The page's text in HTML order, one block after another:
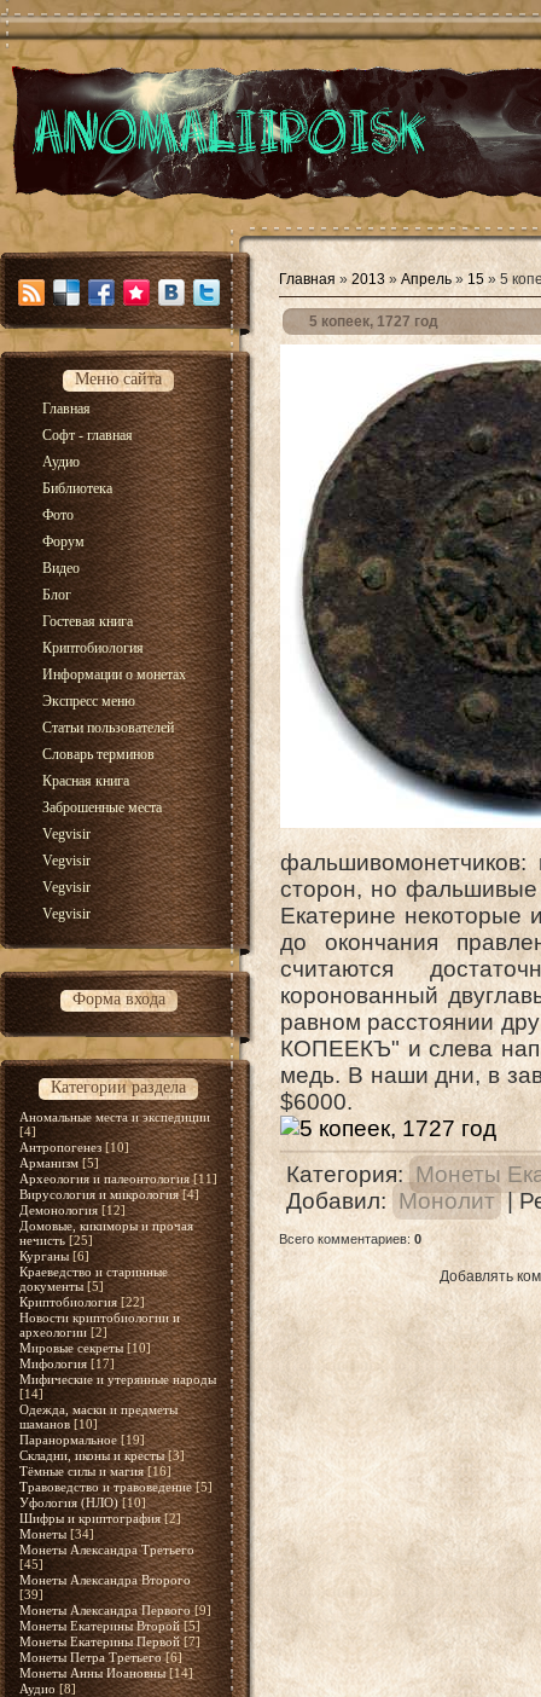
Меню сайта
Главная
Софт - главная
Аудио
Библиотека
Фото
Форум
Видео
Блог
Гостевая книга
Криптобиология
Информации о монетах
Экспресс меню
Статьи пользователей
Словарь терминов
Красная книга
Заброшенные места
Vegvisir
Vegvisir
Vegvisir
Vegvisir
Форма входа
Категории раздела
Аномальные места и экспедиции
[4]
Антропогенез [10]
Арманизм [5]
Археология и палеонтология [11]
Вирусология и микрология [4]
Демонология [12]
Домовые, кикиморы и прочая
нечисть [25]
Курганы [6]
Краеведство и старинные
документы [5]
Криптобиология [22]
Новости криптобиологии и
археологии [2]
Мировые секреты [10]
Мифология [17]
Мифические и утерянные народы
[14]
Одежда, маски и предметы
шаманов [10]
Паранормальное [19]
Складни, иконы и кресты [3]
Тёмные силы и магия [16]
Травоведство и травоведение [5]
Уфология (НЛО) [10]
Шифры и криптография [2]
Монеты [34]
Монеты Александра Третьего
[45]
Монеты Александра Второго
[39]
Монеты Александра Первого [9]
Монеты Екатерины Второй [5]
Монеты Екатерины Первой [7]
Монеты Петра Третьего [6]
Монеты Анны Иоановны [14]
Аудио [8]
Главная » 2013 » Апрель » 15 » 5
5 копеек, 1727 год
сторон, но фальшивые
Екатерине некоторые
до окончания
считаются
коронованный
равном расстоянии
КОПЕЕКЪ" и слева
медь. В наши дни, в
$6000.
Категория: Монеты
Добавил: Монолит |
Всего комментариев: 0
Добавлять